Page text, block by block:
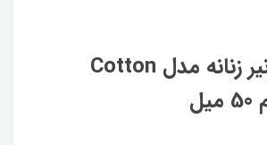
مام رول گارنیر زنانه مدل Cotton